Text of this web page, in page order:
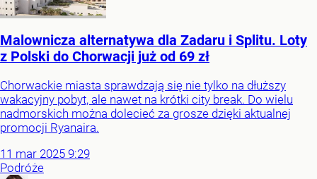
Malownicza alternatywa dla Zadaru i Splitu. Loty
z Polski do Chorwacji już od 69 zł
Chorwackie miasta sprawdzają się nie tylko na dłuższy
wakacyjny pobyt, ale nawet na krótki city break. Do wielu
nadmorskich można dolecieć za grosze dzięki aktualnej
promocji Ryanaira.
11 mar 2025 9:29
Podróże